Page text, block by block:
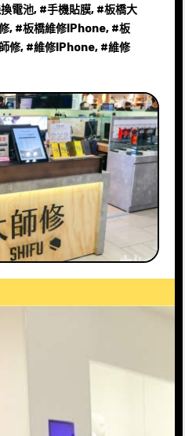
電池, #手機貼膜, #板橋大
, #板橋維修IPhone, #板
修, #維修IPhone, #維修